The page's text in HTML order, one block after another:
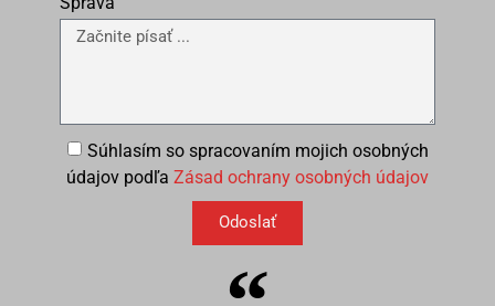
Súhlasím so spracovaním mojich osobných
údajov podľa Zásad ochrany osobných údajov
Odoslať